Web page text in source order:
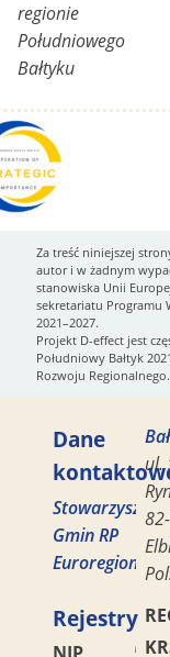
regionie
Południowego
Bałtyku
Za treść niniejszej
autor i w żadnym
stanowiska Unii
sekretariatu Programu
2021–2027.
Projekt D-effect jest
Południowy Bałtyk
Rozwoju Regionalnego.
Dane
Stowarzyszenie
Gmin RP
Euroregion
ul.
Rejestry